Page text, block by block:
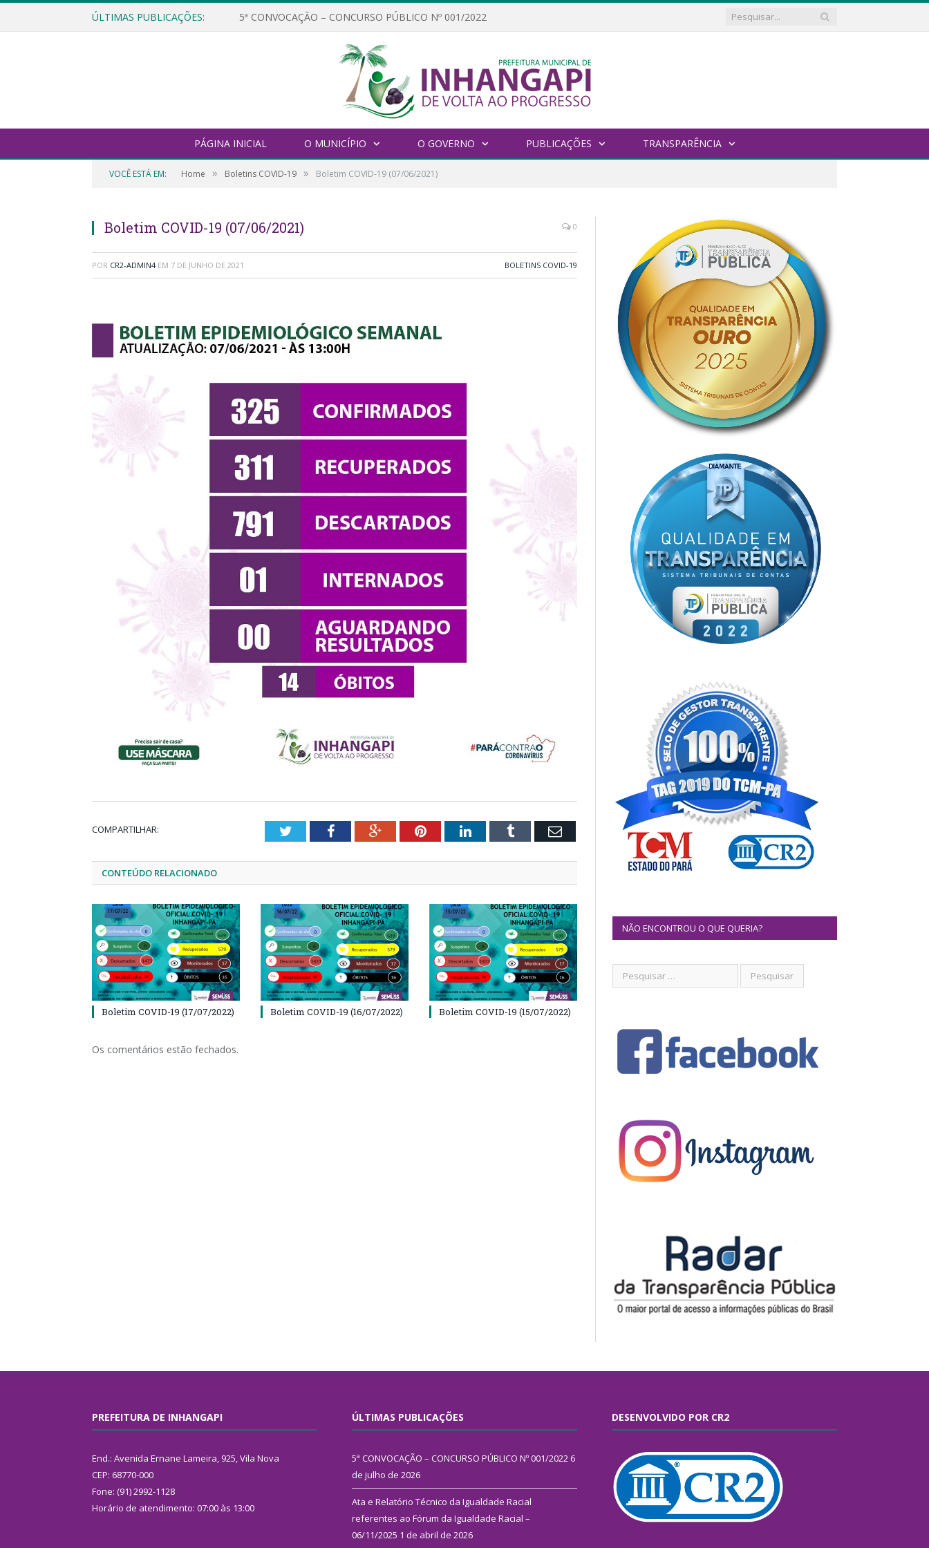
ÚLTIMAS PUBLICAÇÕES: 5ª CONVOCAÇÃO – CONCURSO PÚBLICO Nº 001/2022
PÁGINA INICIAL O MUNICÍPIO O GOVERNO PUBLICAÇÕES TRANSPARÊNCIA
VOCÊ ESTÁ EM: Home » Boletins COVID-19 » Boletim COVID-19 (07/06/2021)
Boletim COVID-19 (07/06/2021) 0
POR CR2-ADMIN4 EM 7 DE JUNHO DE 2021 BOLETINS COVID-19
COMPARTILHAR: TwitterFacebookGoogle+PinterestLinkedInTumblr Email
CONTEÚDO RELACIONADO
Boletim COVID-19 (17/07/2022) Boletim COVID-19 (16/07/2022) Boletim COVID-19 (15/07/2022)
Os comentários estão fechados.
NÃO ENCONTROU O QUE QUERIA?
PREFEITURA DE INHANGAPI
End.: Avenida Ernane Lameira, 925, Vila Nova
CEP: 68770-000
Fone: (91) 2992-1128
Horário de atendimento: 07:00 às 13:00
ÚLTIMAS PUBLICAÇÕES
5ª CONVOCAÇÃO – CONCURSO PÚBLICO Nº 001/2022 6
de julho de 2026
Ata e Relatório Técnico da Igualdade Racial
referentes ao Fórum da Igualdade Racial –
06/11/2025 1 de abril de 2026
DESENVOLVIDO POR CR2